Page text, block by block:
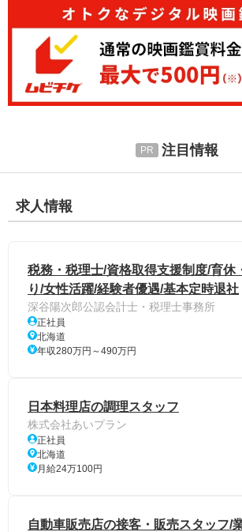
注目情報
求人情報
税務・税理士/資格取得支援制度/育休
り/女性活躍/経験者優遇/基本定時退社
深谷陽次郎公認会計士・税理士事務所
正社員
北海道
年収280万円～490万円
日本料理店の調理スタッフ
株式会社あいプラン
正社員
北海道
月給24万100円
自動車販売店の接客・販売スタッフ/